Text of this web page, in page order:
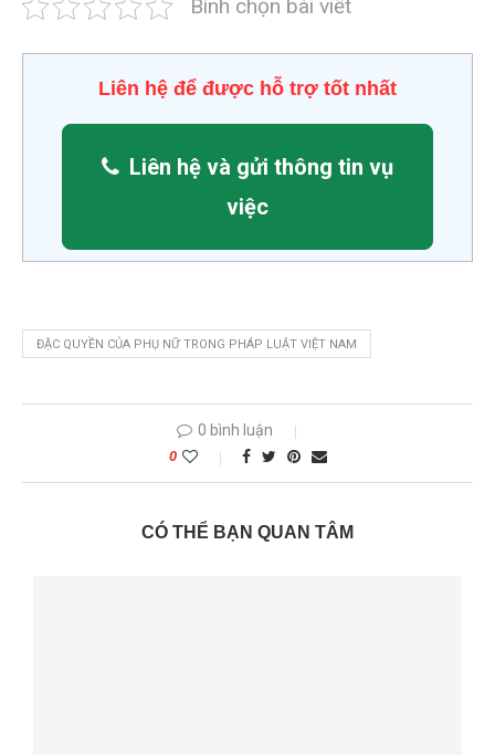
Bình chọn bài viết
Liên hệ để được hỗ trợ tốt nhất
Liên hệ và gửi thông tin vụ
việc
ĐẶC QUYỀN CỦA PHỤ NỮ TRONG PHÁP LUẬT VIỆT NAM
0 bình luận
0
CÓ THỂ BẠN QUAN TÂM